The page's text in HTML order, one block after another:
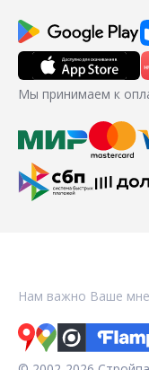
Мы принимаем к
Нам важно Ваше